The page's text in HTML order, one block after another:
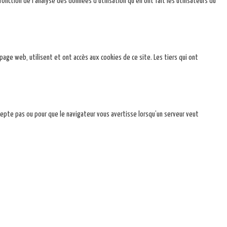
web, utilisent et ont accès aux cookies de ce site. Les tiers qui ont
pas ou pour que le navigateur vous avertisse lorsqu’un serveur veut